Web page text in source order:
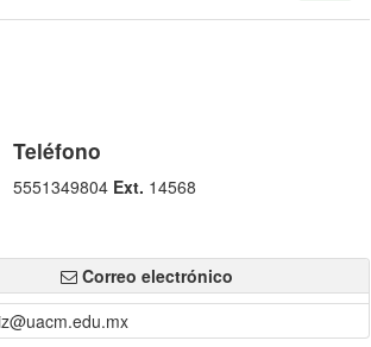
Teléfono
5551349804 Ext. 14568
Correo electrónico